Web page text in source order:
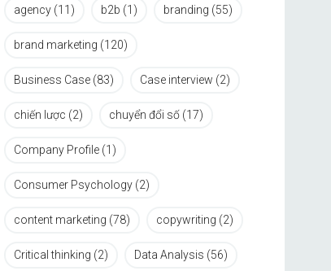
agency (11) b2b (1) branding (55)
brand marketing (120)
Business Case (83) Case interview (2)
chiến lược (2) chuyển đổi số (17)
Company Profile (1)
Consumer Psychology (2)
content marketing (78) copywriting (2)
Critical thinking (2) Data Analysis (56)